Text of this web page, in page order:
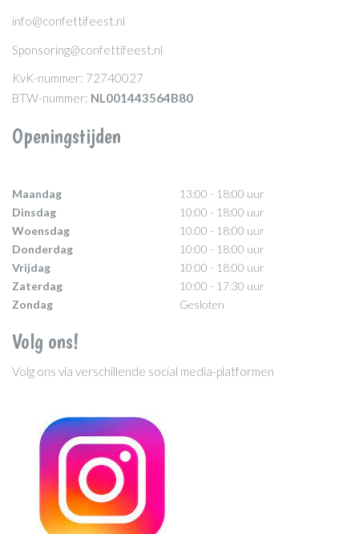
info@confettifeest.nl
Sponsoring@confettifeest.nl
KvK-nummer: 72740027
BTW-nummer: NL001443564B80
Openingstijden
Maandag
13:00 - 18:00 uur
Dinsdag
10:00 - 18:00 uur
Woensdag
10:00 - 18:00 uur
Donderdag
10:00 - 18:00 uur
Vrijdag
10:00 - 18:00 uur
Zaterdag
10:00 - 17:30 uur
Zondag
Gesloten
Volg ons!
Volg ons via verschillende social media-platformen